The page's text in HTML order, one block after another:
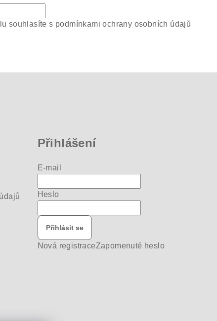
souhlasíte s podmínkami ochrany osobních údajů
Přihlášení
E-mail
Heslo
Přihlásit se
Nová registraceZapomenuté heslo